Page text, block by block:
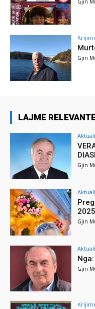
Gjin
Gjin
LAJME
Gjin
2025
Gjin
Gjin